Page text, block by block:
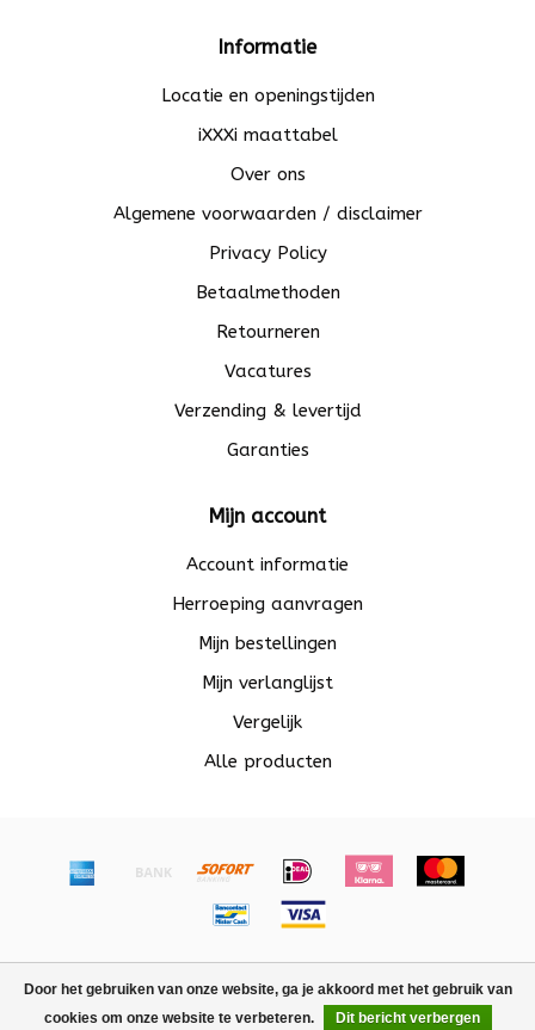
Door het gebruiken van onze website, ga je akkoord met het gebruik van
cookies om onze website te verbeteren.
Dit bericht verbergen
Informatie
Locatie en openingstijden
iXXXi maattabel
Over ons
Algemene voorwaarden / disclaimer
Privacy Policy
Betaalmethoden
Retourneren
Vacatures
Verzending & levertijd
Garanties
Mijn account
Account informatie
Herroeping aanvragen
Mijn bestellingen
Mijn verlanglijst
Vergelijk
Alle producten
Lightspeed design
Dyvelopment